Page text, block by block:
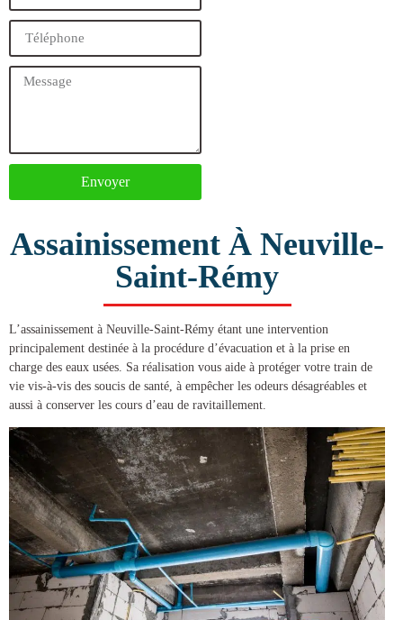
Envoyer
Assainissement À Neuville-
Saint-Rémy
L’assainissement à Neuville-Saint-Rémy étant une intervention
principalement destinée à la procédure d’évacuation et à la prise en
charge des eaux usées. Sa réalisation vous aide à protéger votre train de
vie vis-à-vis des soucis de santé, à empêcher les odeurs désagréables et
aussi à conserver les cours d’eau de ravitaillement.